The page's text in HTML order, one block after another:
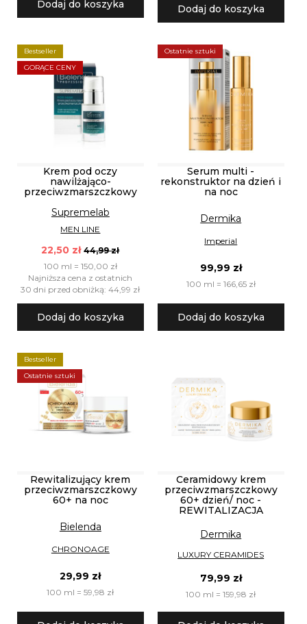
Dodaj do koszyka Dodaj do koszyka
Bestseller
GORĄCE CENY
Krem pod oczy
nawilżająco-
przeciwzmarszczkowy
Supremelab
MEN LINE
22,50 zł 44,99 zł
100 ml = 150,00 zł
Najniższa cena z ostatnich
30 dni przed obniżką: 44,99 zł
Dodaj do koszyka
Ostatnie sztuki
Serum multi -
rekonstruktor na dzień i
na noc
Dermika
Imperial
99,99 zł
100 ml = 166,65 zł
Dodaj do koszyka
Bestseller
Ostatnie sztuki
Rewitalizujący krem
przeciwzmarszczkowy
60+ na noc
Bielenda
CHRONOAGE
29,99 zł
100 ml = 59,98 zł
Ceramidowy krem
przeciwzmarszczkowy
60+ dzień/ noc -
REWITALIZACJA
Dermika
LUXURY CERAMIDES
79,99 zł
100 ml = 159,98 zł